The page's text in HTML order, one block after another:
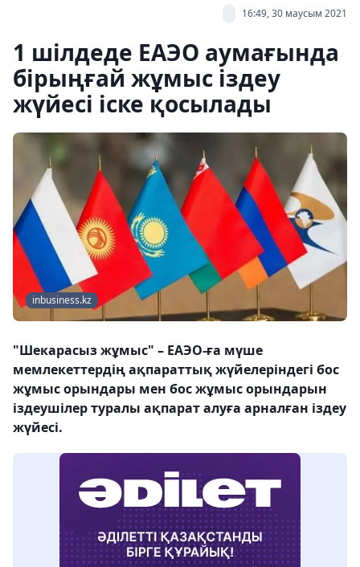
16:49, 30 маусым 2021
1 шілдеде ЕАЭО аумағында
бірыңғай жұмыс іздеу
жүйесі іске қосылады
inbusiness.kz
"Шекарасыз жұмыс" – ЕАЭО-ға мүше
мемлекеттердің ақпараттық жүйелеріндегі бос
жұмыс орындары мен бос жұмыс орындарын
іздеушілер туралы ақпарат алуға арналған іздеу
жүйесі.